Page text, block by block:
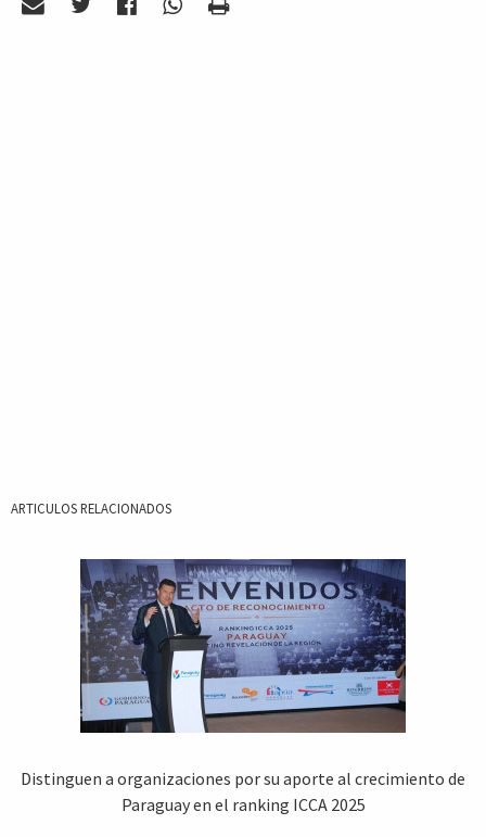
ARTICULOS RELACIONADOS
Distinguen a organizaciones por su aporte al crecimiento de
Paraguay en el ranking ICCA 2025